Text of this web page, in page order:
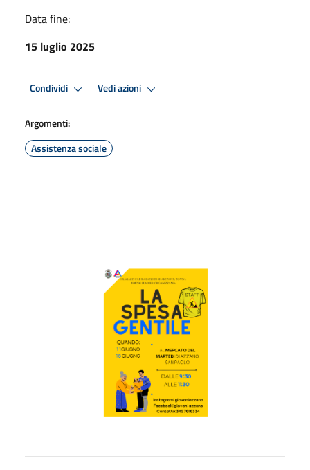
Data fine:
15 luglio 2025
Condividi Vedi azioni
Argomenti:
Assistenza sociale